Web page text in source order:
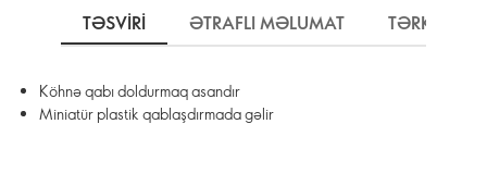
TƏSVIRI ƏTRAFLI MƏLUMAT TƏRKIBI
Köhnə qabı doldurmaq asandır
Miniatür plastik qablaşdırmada gəlir